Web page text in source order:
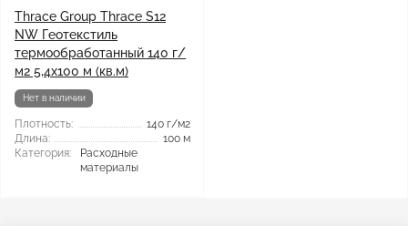
Thrace Group Thrace S12
NW Геотекстиль
термообработанный 140 г/
м2 5,4x100 м (кв.м)
Нет в наличии
Плотность:
140 г/м2
Длина:
100 м
Категория:
Расходные
материалы